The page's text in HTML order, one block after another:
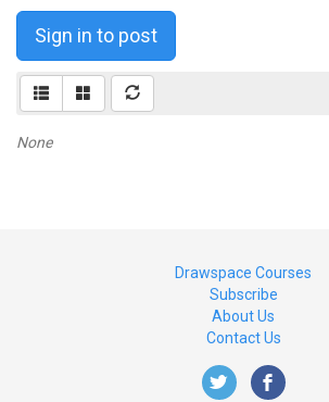
Sign in to post
None
Drawspace Courses
Subscribe
About Us
Contact Us